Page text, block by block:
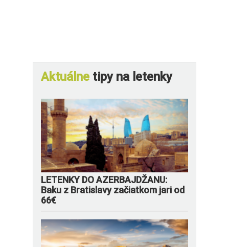
Aktuálne tipy na letenky
LETENKY DO AZERBAJDŽANU:
Baku z Bratislavy začiatkom jari od
66€